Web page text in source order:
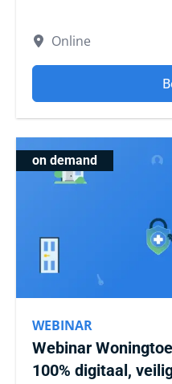
Online
on demand
WEBINAR
Webinar
100% digitaal,